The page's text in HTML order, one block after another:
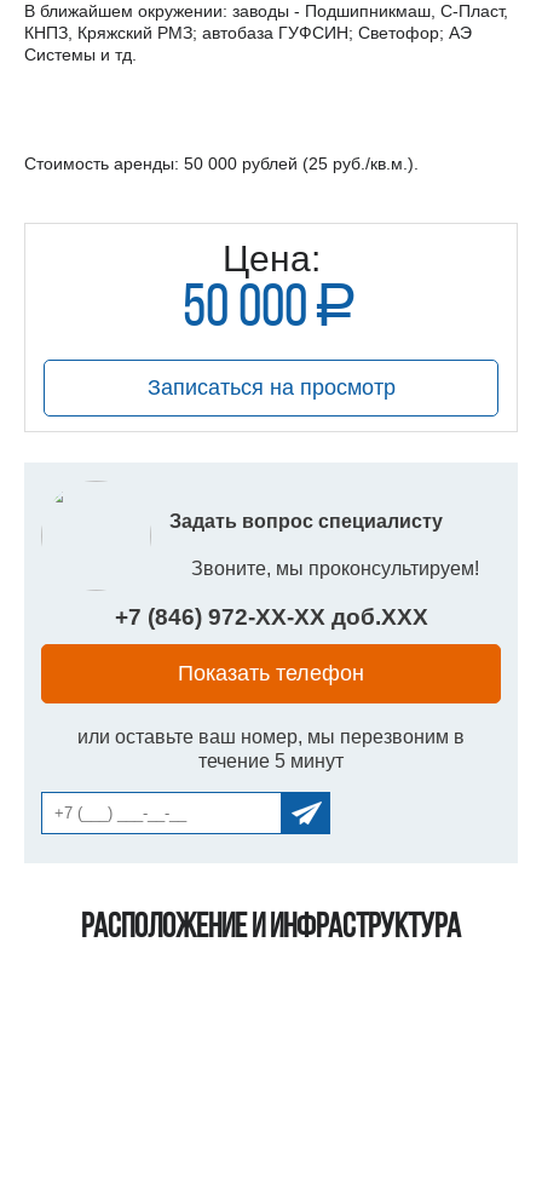
В ближайшем окружении: заводы - Подшипникмаш, С-Пласт,
КНПЗ, Кряжский РМЗ; автобаза ГУФСИН; Светофор; АЭ
Системы и тд.
Стоимость аренды: 50 000 рублей (25 руб./кв.м.).
Цена:
50 000 a
руб.
Записаться на просмотр
Задать вопрос специалисту
Звоните, мы проконсультируем!
+7 (846) 972-XX-XXдоб.XXX
Показать телефон
или оставьте ваш номер, мы перезвоним в
течение 5 минут
Расположение и инфраструктура